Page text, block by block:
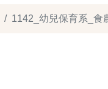
1142_幼兒保育系_食